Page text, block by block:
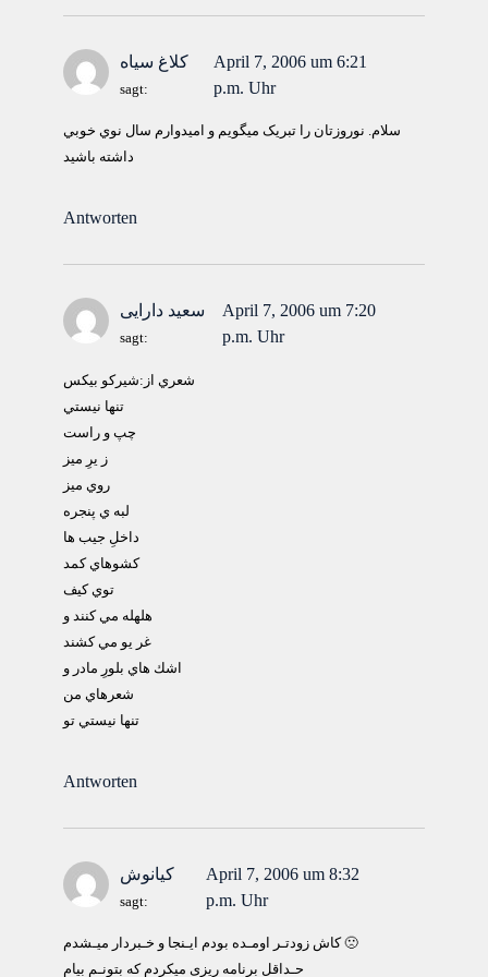
کلاغ سياه
sagt:
April 7, 2006 um 6:21
p.m. Uhr
سلام. نوروزتان را تبريک ميگويم و اميدوارم سال نوي خوبي
داشته باشيد
Antworten
سعید دارایی
sagt:
April 7, 2006 um 7:20
p.m. Uhr
شعري از:شيركو بيكس
تنها نيستي
چپ و راست
ز يرِ ميز
روي ميز
لبه ي پنجره
داخلِ جيب ها
كشوهاي كمد
توي كيف
هلهله مي كنند و
غر يو مي كشند
اشك هاي بلورِ مادر و
شعرهاي من
تنها نيستي تو
Antworten
کیانوش
sagt:
April 7, 2006 um 8:32
p.m. Uhr
کاش زودتـر اومـده بودم ایـنجا و خـبردار میـشدم 🙁
حـداقل برنامه ریزی میکردم که بتونـم بیام